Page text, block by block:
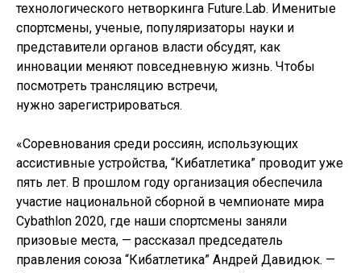
технологического нетворкинга Future.Lab. Именитые
спортсмены, ученые, популяризаторы науки и
представители органов власти обсудят, как
инновации меняют повседневную жизнь. Чтобы
посмотреть трансляцию встречи,
нужно зарегистрироваться.
«Соревнования среди россиян, использующих
ассистивные устройства, “Кибатлетика” проводит уже
пять лет. В прошлом году организация обеспечила
участие национальной сборной в чемпионате мира
Cybathlon 2020, где наши спортсмены заняли
призовые места, — рассказал председатель
правления союза “Кибатлетика” Андрей Давидюк. —